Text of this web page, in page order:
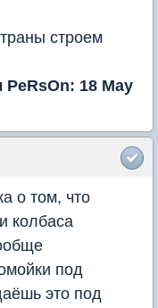
строем
18 May
о том, что
колбаса
под
это под